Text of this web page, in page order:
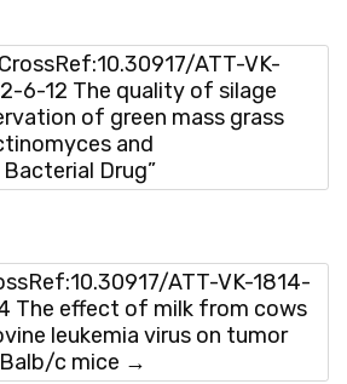
ATT-VK-
6-12 The quality of silage
of green mass grass
and
Drug”
ATT-VK-1814-
The effect of milk from cows
leukemia virus on tumor
c mice →